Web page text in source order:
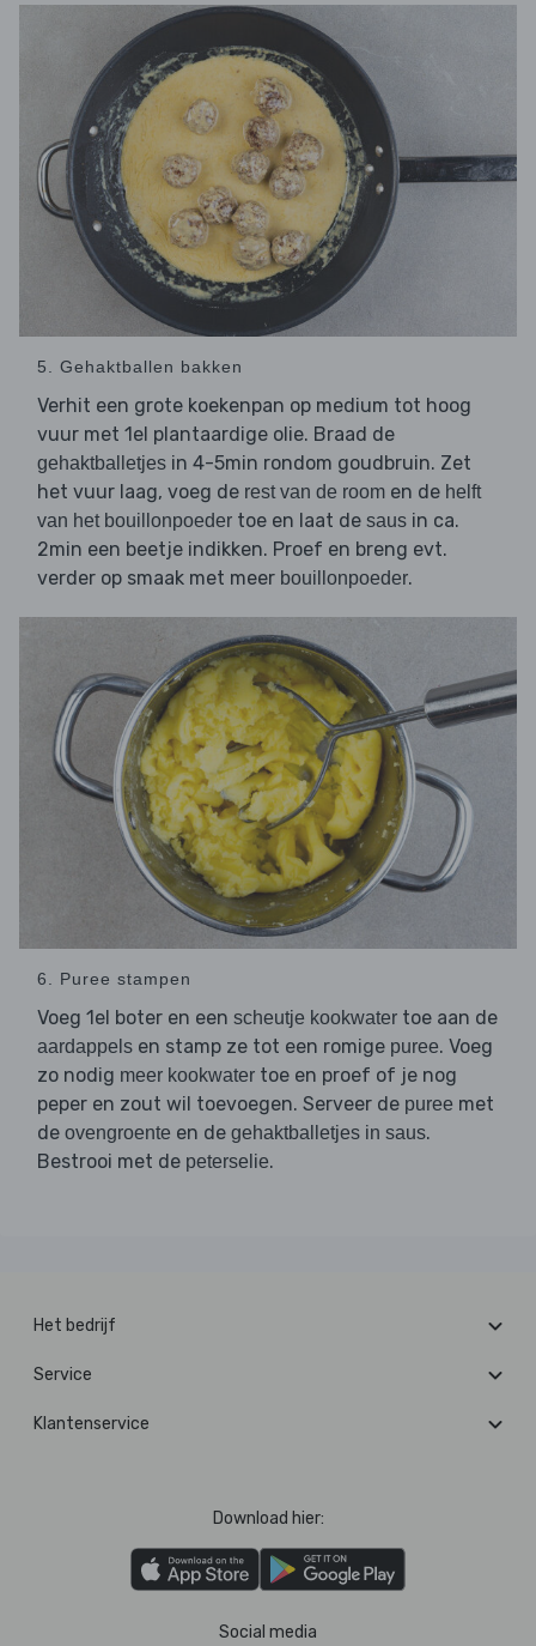
5. Gehaktballen bakken
Verhit een grote koekenpan op medium tot hoog
vuur met 1el plantaardige olie. Braad de
gehaktballetjes in 4-5min rondom goudbruin. Zet
het vuur laag, voeg de rest van de room en de helft
van het bouillonpoeder toe en laat de saus in ca.
2min een beetje indikken. Proef en breng evt.
verder op smaak met meer bouillonpoeder.
6. Puree stampen
Voeg 1el boter en een scheutje kookwater toe aan de
aardappels en stamp ze tot een romige puree. Voeg
zo nodig meer kookwater toe en proef of je nog
peper en zout wil toevoegen. Serveer de puree met
de ovengroente en de gehaktballetjes in saus.
Bestrooi met de peterselie.
Het bedrijf
Service
Klantenservice
Download hier:
Social media